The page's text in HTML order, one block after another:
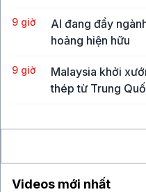
9 giờ
AI đang đẩy
hoảng hiện hữu
9 giờ
Malaysia khởi
thép từ Trung
Videos mới nhất